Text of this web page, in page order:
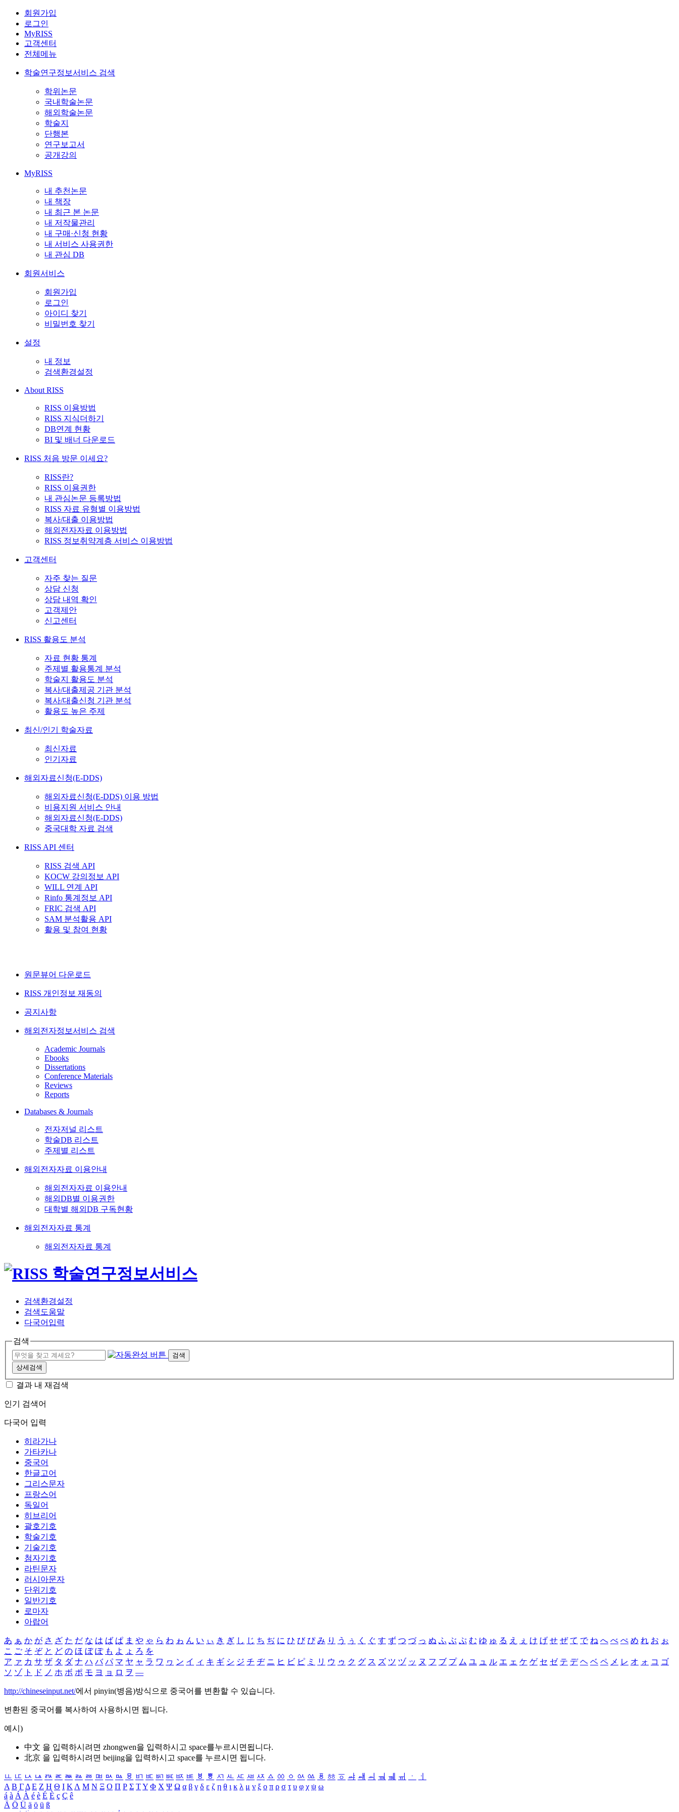
회원가입
로그인
MyRISS
고객센터
전체메뉴
학술연구정보서비스 검색
학위논문
국내학술논문
해외학술논문
학술지
단행본
연구보고서
공개강의
MyRISS
내 추천논문
내 책장
내 최근 본 논문
내 저작물관리
내 구매·신청 현황
내 서비스 사용권한
내 관심 DB
회원서비스
회원가입
로그인
아이디 찾기
비밀번호 찾기
설정
내 정보
검색환경설정
About RISS
RISS 이용방법
RISS 지식더하기
DB연계 현황
BI 및 배너 다운로드
RISS 처음 방문 이세요?
RISS란?
RISS 이용권한
내 관심논문 등록방법
RISS 자료 유형별 이용방법
복사/대출 이용방법
해외전자자료 이용방법
RISS 정보취약계층 서비스 이용방법
고객센터
자주 찾는 질문
상담 신청
상담 내역 확인
고객제안
신고센터
RISS 활용도 분석
자료 현황 통계
주제별 활용통계 분석
학술지 활용도 분석
복사/대출제공 기관 분석
복사/대출신청 기관 분석
활용도 높은 주제
최신/인기 학술자료
최신자료
인기자료
해외자료신청(E-DDS)
해외자료신청(E-DDS) 이용 방법
비용지원 서비스 안내
해외자료신청(E-DDS)
중국대학 자료 검색
RISS API 센터
RISS 검색 API
KOCW 강의정보 API
WILL 연계 API
Rinfo 통계정보 API
FRIC 검색 API
SAM 분석활용 API
활용 및 참여 현황
원문뷰어 다운로드
RISS 개인정보 재동의
공지사항
해외전자정보서비스 검색
Academic Journals
Ebooks
Dissertations
Conference Materials
Reviews
Reports
Databases & Journals
전자저널 리스트
학술DB 리스트
주제별 리스트
해외전자자료 이용안내
해외전자자료 이용안내
해외DB별 이용권한
대학별 해외DB 구독현황
해외전자자료 통계
해외전자자료 통계
검색환경설정
검색도움말
다국어입력
검색
검색
상세검색
결과 내 재검색
인기 검색어
다국어 입력
히라가나
가타카나
중국어
한글고어
그리스문자
프랑스어
독일어
히브리어
괄호기호
학술기호
기술기호
첨자기호
라틴문자
러시아문자
단위기호
일반기호
로마자
아랍어
あ ぁ か が さ ざ た だ な は ば ぱ ま や ゃ ら わ ゎ ん い ぃ き ぎ し じ ち ぢ に ひ び ぴ み り う ぅ く ぐ す ず つ づ っ ぬ ふ ぶ ぷ む ゆ ゅ る え ぇ け げ せ ぜ て で ね へ べ ぺ め れ お ぉ
こ ご そ ぞ と ど の ほ ぼ ぽ も よ ょ ろ を
ア ァ カ サ ザ タ ダ ナ ハ バ パ マ ヤ ャ ラ ワ ヮ ン イ ィ キ ギ シ ジ チ ヂ ニ ヒ ビ ピ ミ リ ウ ゥ ク グ ス ズ ツ ヅ ッ ヌ フ ブ プ ム ユ ュ ル エ ェ ケ ゲ セ ゼ テ デ ヘ ベ ペ メ レ オ ォ コ ゴ
ソ ゾ ト ド ノ ホ ボ ポ モ ヨ ョ ロ ヲ ―
http://chineseinput.net/에서 pinyin(병음)방식으로 중국어를 변환할 수 있습니다.
변환된 중국어를 복사하여 사용하시면 됩니다.
예시)
中文 을 입력하시려면 zhongwen을 입력하시고 space를누르시면됩니다.
北京 을 입력하시려면 beijing을 입력하시고 space를 누르시면 됩니다.
ㅥ ㅦ ㅧ ㅨ ㅩ ㅪ ㅫ ㅬ ㅭ ㅮ ㅯ ㅰ ㅱ ㅲ ㅳ ㅴ ㅵ ㅶ ㅷ ㅸ ㅹ ㅺ ㅻ ㅼ ㅽ ㅾ ㅿ ㆀ ㆁ ㆂ ㆃ ㆄ ㆅ ㆆ ㆇ ㆈ ㆉ ㆊ ㆋ ㆌ ㆍ
ㆎ
Α Β ΓΔ Ε Ζ Η Θ Ι ΚΛ Μ Ν Ξ Ο Π Ρ Σ ΤΥ Φ Χ Ψ Ω α β γ δ ε ζ η θ ι κ λ μ ν ξ ο π ρ σ τ υ φ χ ψ ω
á à Á À é è É È ç Ç ê
Ä Ö Ü ä ö ü ß